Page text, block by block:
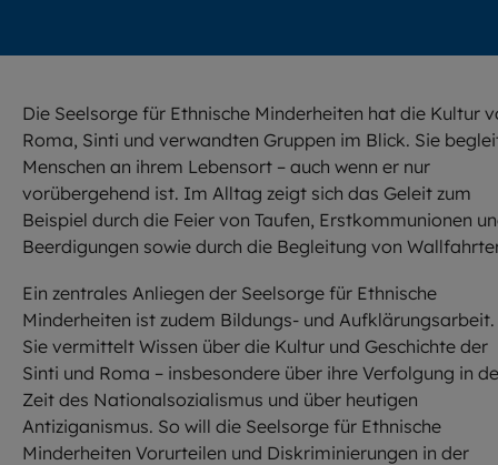
Die Seelsorge für Ethnische Minderheiten hat die Kultur
Roma, Sinti und verwandten Gruppen im Blick. Sie
Menschen an ihrem Lebensort – auch wenn er nur
vorübergehend ist. Im Alltag zeigt sich das Geleit zum
Beispiel durch die Feier von Taufen, Erstkommunionen
Beerdigungen sowie durch die Begleitung von
Ein zentrales Anliegen der Seelsorge für Ethnische
Minderheiten ist zudem Bildungs- und Aufklärungsarbeit.
Sie vermittelt Wissen über die Kultur und Geschichte der
Sinti und Roma – insbesondere über ihre Verfolgung in
Zeit des Nationalsozialismus und über heutigen
Antiziganismus. So will die Seelsorge für Ethnische
Minderheiten Vorurteilen und Diskriminierungen in der